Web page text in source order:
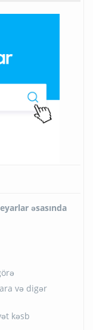
əsasında
və digər
kəsb